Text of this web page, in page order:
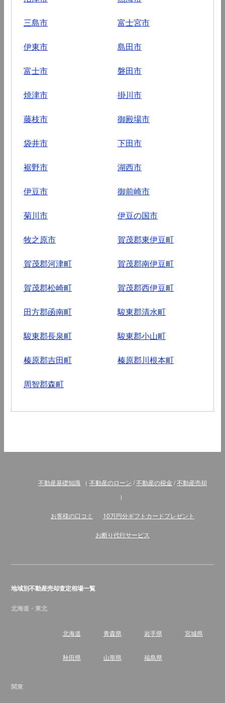
三島市 富士宮市
伊東市 島田市
富士市 磐田市
焼津市 掛川市
藤枝市 御殿場市
袋井市 下田市
裾野市 湖西市
伊豆市 御前崎市
菊川市 伊豆の国市
牧之原市 賀茂郡東伊豆町
賀茂郡河津町 賀茂郡南伊豆町
賀茂郡松崎町 賀茂郡西伊豆町
田方郡函南町 駿東郡清水町
駿東郡長泉町 駿東郡小山町
榛原郡吉田町 榛原郡川根本町
周智郡森町
不動産基礎知識 （ 不動産のローン /不動産の税金 /不動産売却
）
お客様の口コミ 10万円分ギフトカードプレゼント
お断り代行サービス
地域別不動産売却査定相場一覧
北海道・東北
北海道 青森県 岩手県 宮城県
秋田県 山形県 福島県
関東